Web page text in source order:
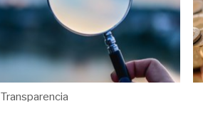
Transparencia